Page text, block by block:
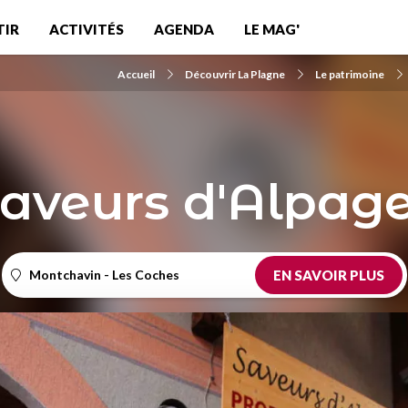
ACTIVITÉS AGENDA LE MAG'
Accueil Découvrir La Plagne Le patrimoine
Montchavin - Les Coches EN SAVOIR PLUS